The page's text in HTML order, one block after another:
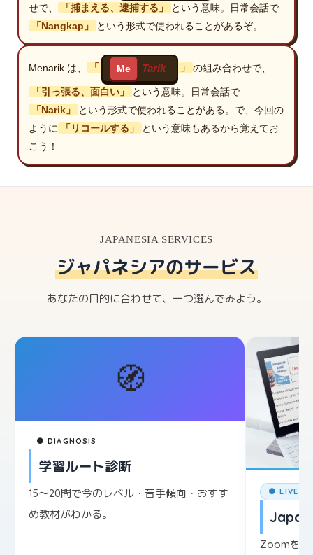
せで、 「捕まえる、逮捕する」
という意味。日常会話で
「Nangkap」
という形式で使われることがあるぞ。
Menarik は、 「 Me Tarik 」 の組み合わせで、
「引っ張る、面白い」
という意味。日常会話で
「Narik」
という形式で使われることがある。で、今回の
ように
「リコールする」
という意味もあるから覚えてお
こう！
JAPANESIA SERVICES
ジャパネシアのサービス
あなたの目的に合わせて、一つ選んでみよう。
🧭
● DIAGNOSIS
学習ルート診断
15〜20問で今のレベル・苦手傾向・おすす
め教材がわかる。
● LIVE
Zoomを使